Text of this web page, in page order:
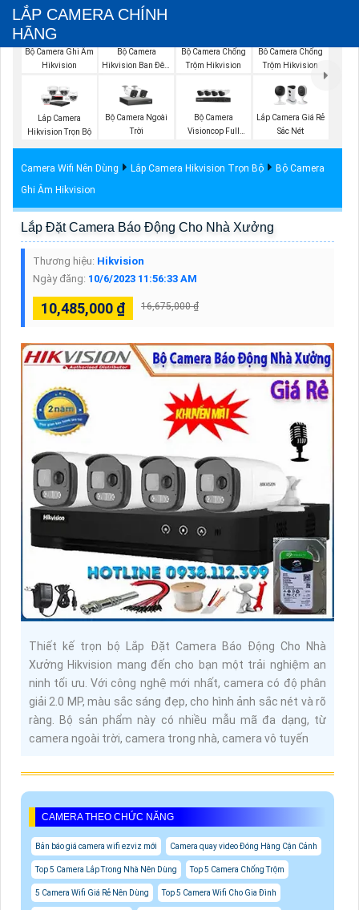
LẮP CAMERA CHÍNH
HÃNG
Bộ Camera Ghi Âm
Hikvision
Bộ Camera
Hikvision Ban Đêm
Bộ Camera Chống
Trộm Hikvision
Bô Camera Chống
Trộm Hikvision
Lắp Camera
Hikvision Trọn Bộ
Bộ Camera Ngoài
Trời
Bộ Camera
Visioncop Full
Lắp Camera Giá Rẻ
Sắc Nét
Camera Wifi Nên Dùng Lắp Camera Hikvision Trọn Bộ
Bộ Camera
Ghi Âm Hikvision
Lắp Đặt Camera Báo Động Cho Nhà Xưởng
Thương hiệu: Hikvision
Ngày đăng: 10/6/2023 11:56:33 AM
10,485,000 ₫ 16,675,000 ₫
Thiết kế trọn bộ Lắp Đặt Camera Báo Động Cho Nhà
Xưởng Hikvision mang đến cho bạn một trải nghiệm an
ninh tối ưu. Với công nghệ mới nhất, camera có độ phân
giải 2.0 MP, màu sắc sáng đẹp, cho hình ảnh sắc nét và rõ
ràng. Bộ sản phẩm này có nhiều mẫu mã đa dạng, từ
camera ngoài trời, camera trong nhà, camera vô tuyến
CAMERA THEO CHỨC NĂNG
Bản báo giá camera wifi ezviz mới Camera quay video Đóng Hàng Cận Cảnh
Top 5 Camera Lắp Trong Nhà Nên Dùng Top 5 Camera Chống Trộm
5 Camera Wifi Giá Rẻ Nên Dùng Top 5 Camera Wifi Cho Gia Đình